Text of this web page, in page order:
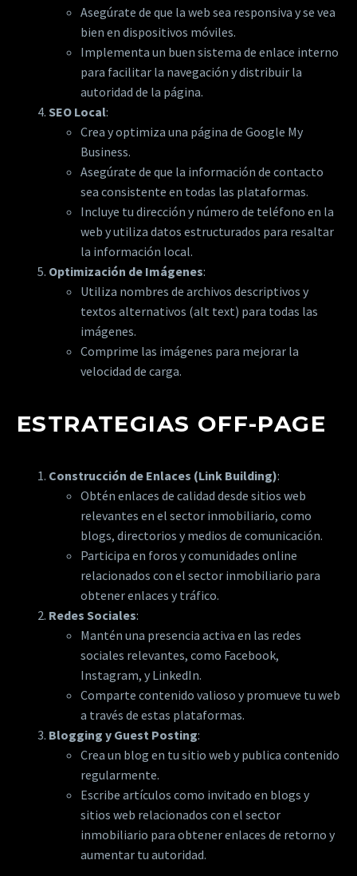
Asegúrate de que la web sea responsiva y se vea
bien en dispositivos móviles.
Implementa un buen sistema de enlace interno
para facilitar la navegación y distribuir la
autoridad de la página.
SEO Local:
Crea y optimiza una página de Google My
Business.
Asegúrate de que la información de contacto
sea consistente en todas las plataformas.
Incluye tu dirección y número de teléfono en la
web y utiliza datos estructurados para resaltar
la información local.
Optimización de Imágenes:
Utiliza nombres de archivos descriptivos y
textos alternativos (alt text) para todas las
imágenes.
Comprime las imágenes para mejorar la
velocidad de carga.
ESTRATEGIAS OFF-PAGE
Construcción de Enlaces (Link Building):
Obtén enlaces de calidad desde sitios web
relevantes en el sector inmobiliario, como
blogs, directorios y medios de comunicación.
Participa en foros y comunidades online
relacionados con el sector inmobiliario para
obtener enlaces y tráfico.
Redes Sociales:
Mantén una presencia activa en las redes
sociales relevantes, como Facebook,
Instagram, y LinkedIn.
Comparte contenido valioso y promueve tu web
a través de estas plataformas.
Blogging y Guest Posting:
Crea un blog en tu sitio web y publica contenido
regularmente.
Escribe artículos como invitado en blogs y
sitios web relacionados con el sector
inmobiliario para obtener enlaces de retorno y
aumentar tu autoridad.